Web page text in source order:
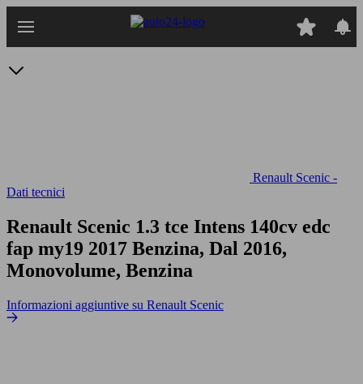
Renault Scenic -
Dati tecnici
Renault Scenic 1.3 tce Intens 140cv edc
fap my19 2017 Benzina, Dal 2016,
Monovolume, Benzina
Informazioni aggiuntive su Renault Scenic